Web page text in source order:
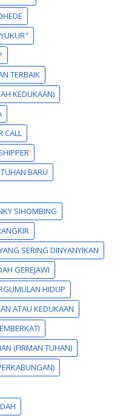
TERBAIK
KEDUKAAN)
CALL
BARU
SIHOMBING
SERING DINYANYIKAN
GEREJAWI
HIDUP
ATAU KEDUKAAN
(FIRMAN TUHAN)